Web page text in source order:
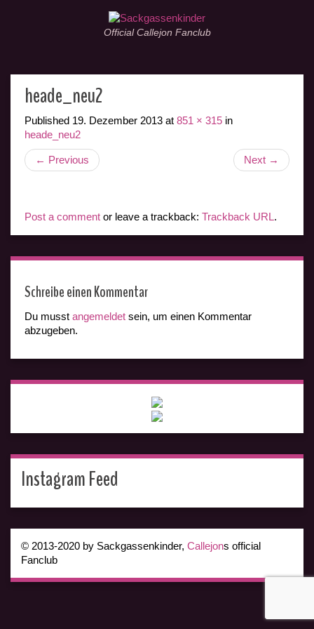
Official Callejon Fanclub
heade_neu2
Published 19. Dezember 2013 at 851 × 315 in
heade_neu2
← Previous Next →
Post a comment or leave a trackback: Trackback URL.
Schreibe einen Kommentar
Du musst angemeldet sein, um einen Kommentar
abzugeben.
Instagram Feed
© 2013-2020 by Sackgassenkinder, Callejons official
Fanclub